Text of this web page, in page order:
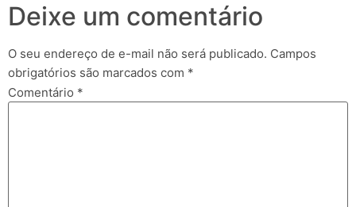
Deixe um comentário
O seu endereço de e-mail não será publicado. Campos
obrigatórios são marcados com *
Comentário *